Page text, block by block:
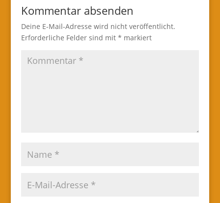
Kommentar absenden
Deine E-Mail-Adresse wird nicht veröffentlicht.
Erforderliche Felder sind mit * markiert